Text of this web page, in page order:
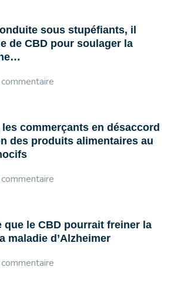
sous stupéfiants, il
de CBD pour soulager la
commerçants en désaccord
des produits alimentaires au
que le CBD pourrait freiner la
maladie d’Alzheimer